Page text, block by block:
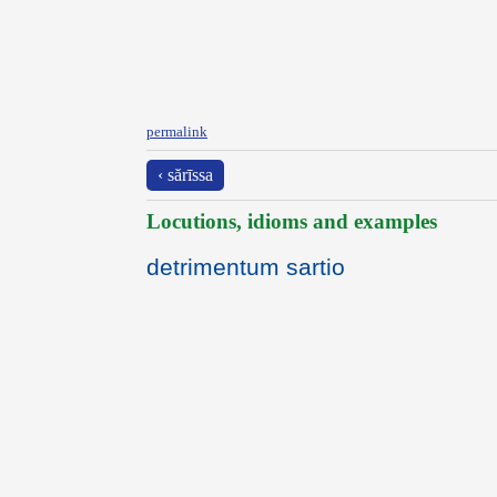
permalink
‹ sărīssa
Locutions, idioms and examples
detrimentum sartio